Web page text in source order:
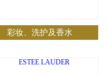
彩妆、洗护及香水